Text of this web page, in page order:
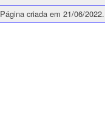
Página criada em 21/06/2022.